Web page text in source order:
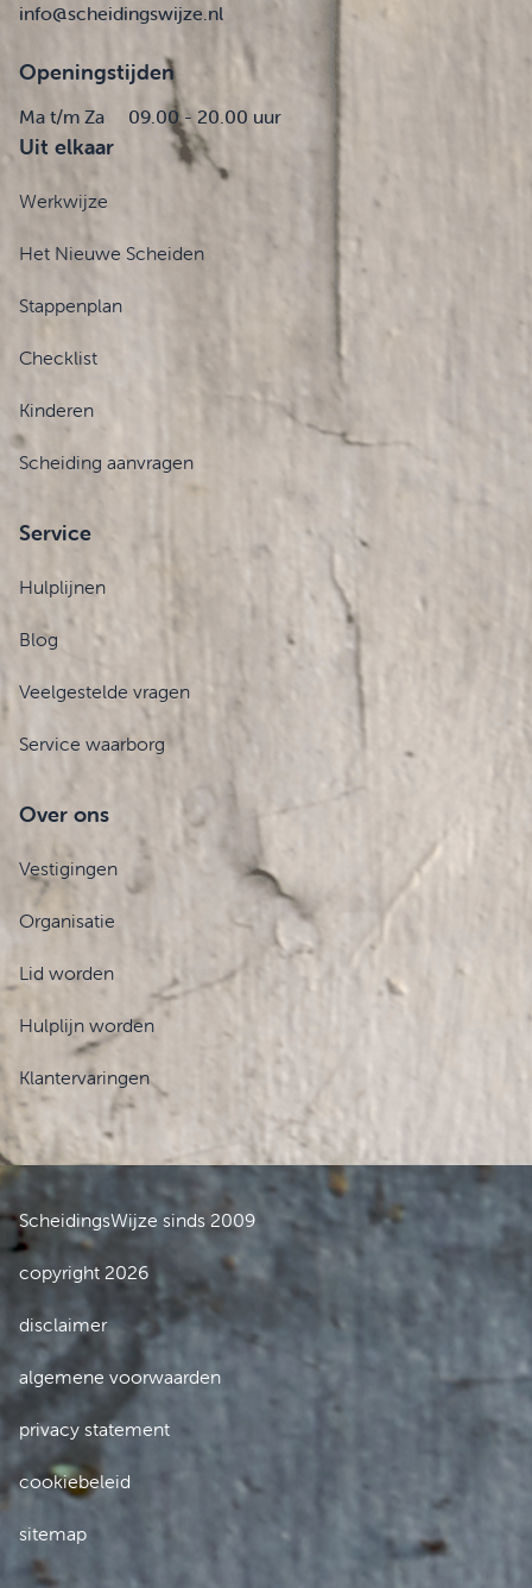
info@scheidingswijze.nl
Openingstijden
Ma t/m Za 09.00 - 20.00 uur
Uit elkaar
Werkwijze
Het Nieuwe Scheiden
Stappenplan
Checklist
Kinderen
Scheiding aanvragen
Service
Hulplijnen
Blog
Veelgestelde vragen
Service waarborg
Over ons
Vestigingen
Organisatie
Lid worden
Hulplijn worden
Klantervaringen
ScheidingsWijze sinds 2009
copyright 2026
disclaimer
algemene voorwaarden
privacy statement
cookiebeleid
sitemap